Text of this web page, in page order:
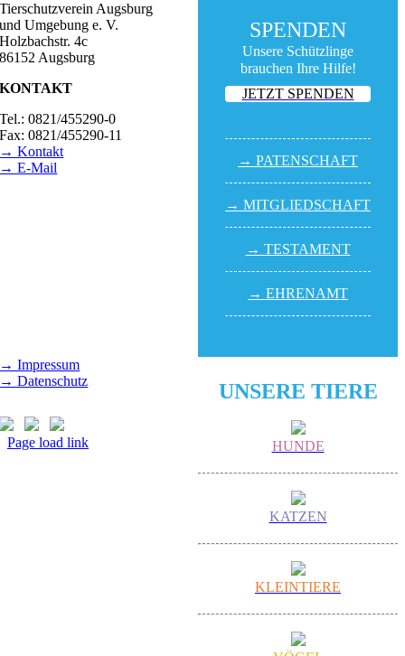
SPENDEN
Unsere Schützlinge
brauchen Ihre Hilfe!
JETZT SPENDEN
→ PATEN­SCHAFT
→ MITGLIED­SCHAFT
→ TESTA­MENT
→ EHREN­AMT
UNSERE TIERE
HUNDE
KATZEN
KLEINTIERE
Tierschutzverein Augsburg
und Umgebung e. V.
Holzbachstr. 4c
86152 Augsburg
KONTAKT
Tel.: 0821/455290-0
Fax: 0821/455290-11
→ Kontakt
→ E-Mail
→ Impressum
→ Datenschutz
Page load link